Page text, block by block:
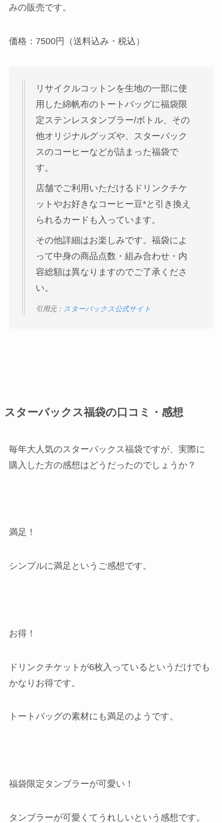
みの販売です。
価格：7500円（送料込み・税込）
リサイクルコットンを生地の一部に使
用した綿帆布のトートバッグに福袋限
定ステンレスタンブラー/ボトル、その
他オリジナルグッズや、スターバック
スのコーヒーなどが詰まった福袋で
す。
店舗でご利用いただけるドリンクチケ
ットやお好きなコーヒー豆*と引き換え
られるカードも入っています。
その他詳細はお楽しみです。福袋によ
って中身の商品点数・組み合わせ・内
容総額は異なりますのでご了承くださ
い。
引用元： スターバックス公式サイト
スターバックス福袋の口コミ・感想
毎年大人気のスターバックス福袋ですが、実際に
購入した方の感想はどうだったのでしょうか？
満足！
シンプルに満足というご感想です。
お得！
ドリンクチケットが6枚入っているというだけでも
かなりお得です。
トートバッグの素材にも満足のようです。
福袋限定タンブラーが可愛い！
タンブラーが可愛くてうれしいという感想です。